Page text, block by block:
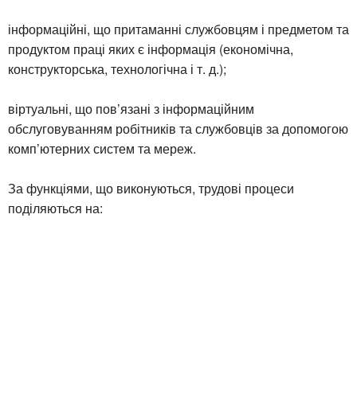
інформаційні, що притаманні службовцям і предметом та
продуктом праці яких є інформація (економічна,
конструкторська, технологічна і т. д.);
віртуальні, що пов’язані з інформаційним
обслуговуванням робітників та службовців за допомогою
комп’ютерних систем та мереж.
За функціями, що виконуються, трудові процеси
поділяються на: